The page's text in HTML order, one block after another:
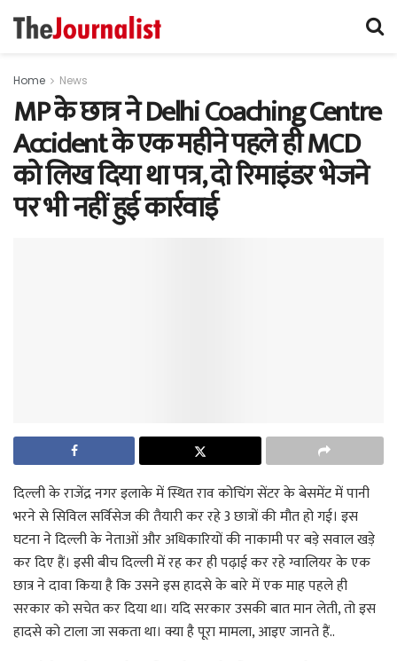
Home News
MP के छात्र ने Delhi Coaching Centre
Accident के एक महीने पहले ही MCD
को लिख दिया था पत्र, दो रिमाइंडर भेजने
पर भी नहीं हुई कार्रवाई
दिल्ली के राजेंद्र नगर इलाके में स्थित राव कोचिंग सेंटर के बेसमेंट में पानी
भरने से सिविल सर्विसेज की तैयारी कर रहे 3 छात्रों की मौत हो गई। इस
घटना ने दिल्ली के नेताओं और अधिकारियों की नाकामी पर बड़े सवाल खड़े
कर दिए हैं। इसी बीच दिल्ली में रह कर ही पढ़ाई कर रहे ग्वालियर के एक
छात्र ने दावा किया है कि उसने इस हादसे के बारे में एक माह पहले ही
सरकार को सचेत कर दिया था। यदि सरकार उसकी बात मान लेती, तो इस
हादसे को टाला जा सकता था। क्या है पूरा मामला, आइए जानते हैं..